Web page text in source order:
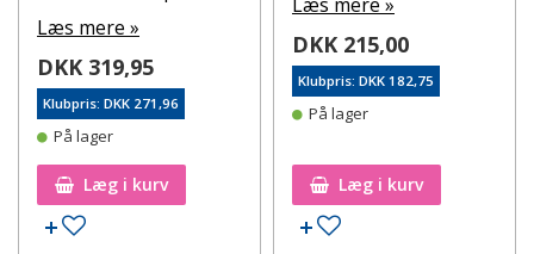
Læs mere »
DKK 319,95
Klubpris: DKK 271,96
På lager
Læg i kurv
Tilføj til ønskeseddel
DKK 215,00
Klubpris: DKK 182,75
På lager
Læg i kurv
Tilføj til ønskeseddel